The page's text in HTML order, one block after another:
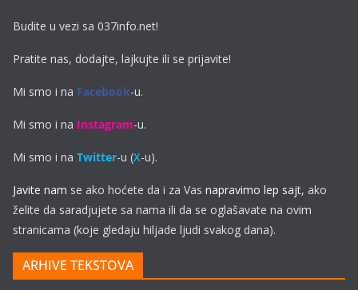
Budite u vezi sa 037info.net!
Pratite nas, dodajte, lajkujte ili se prijavite!
Mi smo i na Facebook-u.
Mi smo i na Instagram-u.
Mi smo i na Twitter-u (X-u).
Javite nam se ako hoćete da i za Vas napravimo lep sajt, ako
želite da saradjujete sa nama ili da se oglašavate na ovim
stranicama (koje gledaju hiljade ljudi svakog dana).
ARHIVE TEKSTOVA